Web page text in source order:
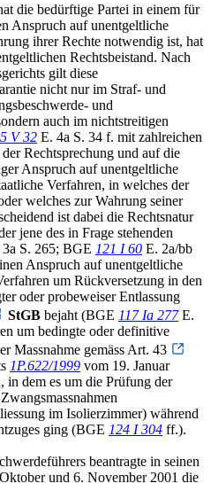
die bedürftige Partei in einem für
Anspruch auf unentgeltliche
ihrer Rechte notwendig ist, hat
Rechtsbeistand. Nach
gilt diese
nicht nur im Straf- und
und
auch im nichtstreitigen
V 32 E. 4a S. 34 f. mit zahlreichen
Rechtsprechung und auf die
Anspruch auf unentgeltliche
Verfahren, in welches der
welches zur Wahrung seiner
ist dabei die Rechtsnatur
jene des in Frage stehenden
S. 265; BGE 121 I 60 E. 2a/bb
Anspruch auf unentgeltliche
um Rückversetzung in den
oder probeweiser Entlassung
StGB bejaht (BGE 117 Ia 277E.
um bedingte oder definitive
Massnahme gemäss Art. 43
1P.622/1999 vom 19. Januar
in dem es um die Prüfung der
im Isolierzimmer) während
ging (BGE 124 I 304 ff.).
beantragte in seinen
und 6. November 2001 die